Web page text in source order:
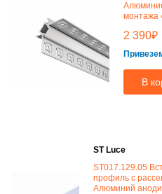
монтажа
2 390₽
В
ST Luce
ST017.129.05
профиль с
Алюминий